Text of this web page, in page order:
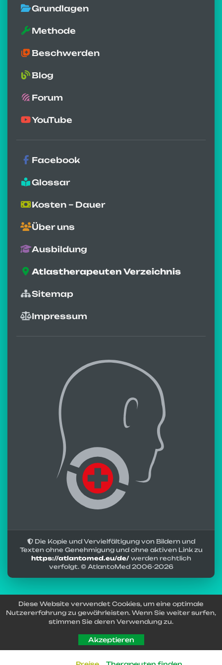
Grundlagen
Methode
Beschwerden
Blog
Forum
YouTube
Facebook
Glossar
Kosten – Dauer
Über uns
Ausbildung
Atlastherapeuten Verzeichnis
Sitemap
Impressum
Die Kopie und Vervielfältigung von Bildern und
Texten ohne Genehmigung und ohne aktiven Link zu
https://atlantomed.eu/de/ werden rechtlich
verfolgt. © AtlantoMed 2006-2026
Diese Website verwendet Cookies, um eine optimale
Nutzererfahrung zu gewährleisten. Wenn Sie weiter surfen,
stimmen Sie deren Verwendung zu.
Akzeptieren